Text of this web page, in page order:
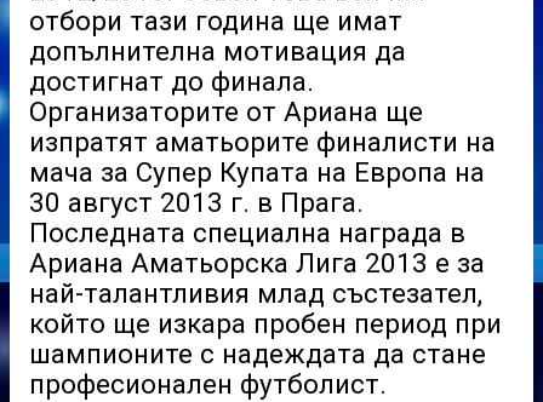
отбори тази година ще имат
допълнителна мотивация да
достигнат до финала.
Организаторите от Ариана ще
изпратят аматьорите финалисти на
мача за Супер Купата на Европа на
30 август 2013 г. в Прага.
Последната специална награда в
Ариана Аматьорска Лига 2013 е за
най-талантливия млад състезател,
който ще изкара пробен период при
шампионите с надеждата да стане
професионален футболист.